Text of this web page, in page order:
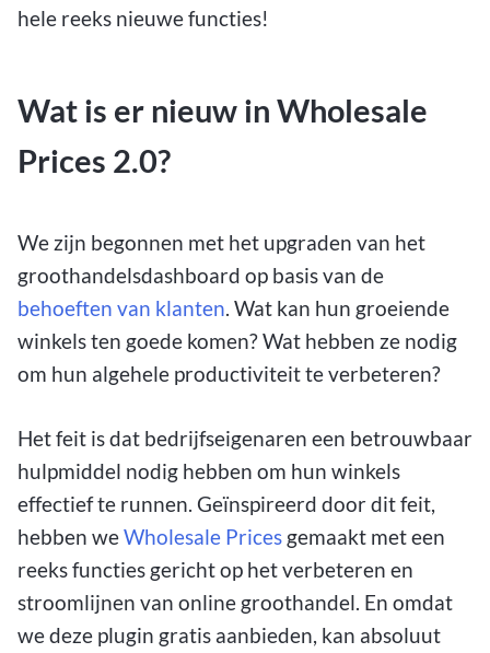
hele reeks nieuwe functies!
Wat is er nieuw in Wholesale
Prices 2.0?
We zijn begonnen met het upgraden van het
groothandelsdashboard op basis van de
behoeften van klanten. Wat kan hun groeiende
winkels ten goede komen? Wat hebben ze nodig
om hun algehele productiviteit te verbeteren?
Het feit is dat bedrijfseigenaren een betrouwbaar
hulpmiddel nodig hebben om hun winkels
effectief te runnen. Geïnspireerd door dit feit,
hebben weWholesale Prices gemaakt met een
reeks functies gericht op het verbeteren en
stroomlijnen van online groothandel. En omdat
we deze plugin gratis aanbieden, kan absoluut